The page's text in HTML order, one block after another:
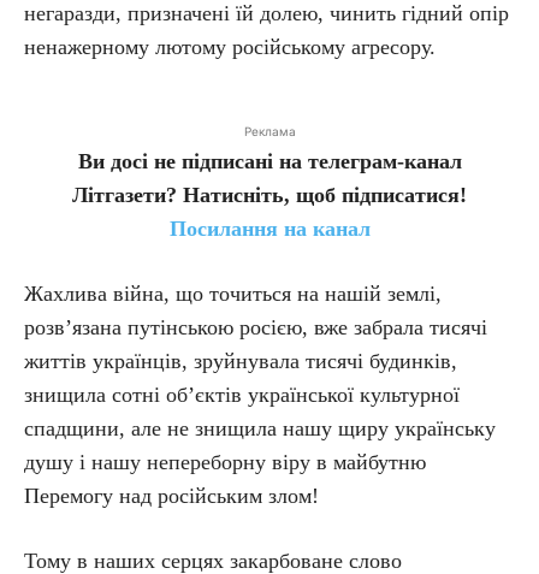
негаразди, призначені їй долею, чинить гідний опір
ненажерному лютому російському агресору.
Реклама
Ви досі не підписані на телеграм-канал
Літгазети? Натисніть, щоб підписатися!
Посилання на канал
Жахлива війна, що точиться на нашій землі,
розв’язана путінською росією, вже забрала тисячі
життів українців, зруйнувала тисячі будинків,
знищила сотні об’єктів української культурної
спадщини, але не знищила нашу щиру українську
душу і нашу непереборну віру в майбутню
Перемогу над російським злом!
Тому в наших серцях закарбоване слово